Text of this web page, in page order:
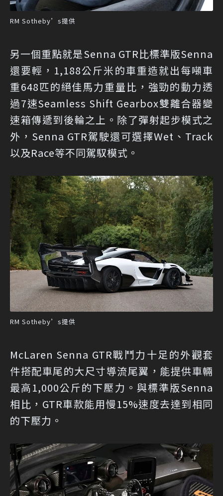
RM Sotheby’s提供
另一個重點就是Senna GTR比標準版Senna
還要輕，1,188公斤米的車重造就出每噸車
重648匹的絕佳馬力重量比，強勁的動力透
過7速Seamless Shift Gearbox雙離合器變
速箱傳遞到後輪之上。除了彈射起步模式之
外，Senna GTR駕駛還可選擇Wet、Track
以及Race等不同駕馭模式。
RM Sotheby’s提供
McLaren Senna GTR戰鬥力十足的外觀套
件搭配車尾的大尺寸導流尾翼，能提供車輛
最高1,000公斤的下壓力。與標準版Senna
相比，GTR車款能用慢15%速度去達到相同
的下壓力。